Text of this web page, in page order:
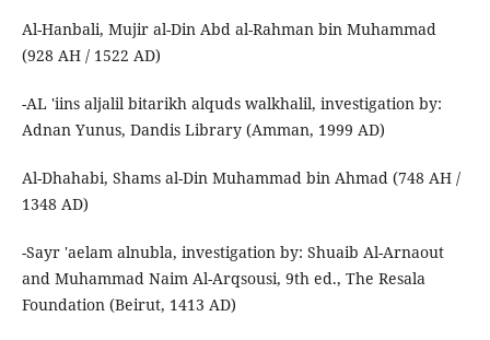
Al-Hanbali, Mujir al-Din Abd al-Rahman bin Muhammad
(928 AH / 1522 AD)
-AL 'iins aljalil bitarikh alquds walkhalil, investigation by:
Adnan Yunus, Dandis Library (Amman, 1999 AD)
Al-Dhahabi, Shams al-Din Muhammad bin Ahmad (748 AH /
1348 AD)
-Sayr 'aelam alnubla, investigation by: Shuaib Al-Arnaout
and Muhammad Naim Al-Arqsousi, 9th ed., The Resala
Foundation (Beirut, 1413 AD)